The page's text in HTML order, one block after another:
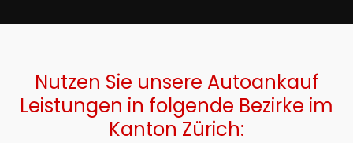
Nutzen Sie unsere Autoankauf
Leistungen in folgende Bezirke im
Kanton Zürich: